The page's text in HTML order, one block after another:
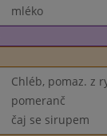
mléko
Chléb, pomaz. z
pomeranč
čaj se sirupem